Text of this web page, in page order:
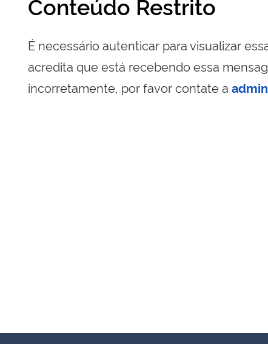
É necessário autenticar para visualizar
acredita que está recebendo essa
incorretamente, por favor contate a